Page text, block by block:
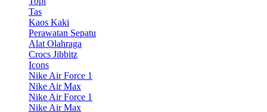
Tas
Kaos Kaki
Perawatan Sepatu
Alat Olahraga
Crocs Jibbitz
Icons
Nike Air Force 1
Nike Air Max
Nike Air Force 1
Nike Air Max